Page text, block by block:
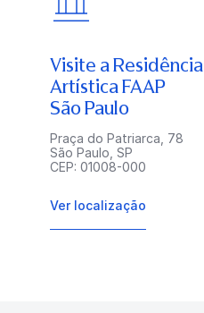
Visite a Residência
Artística FAAP
São Paulo
Praça do Patriarca, 78
São Paulo, SP
CEP: 01008-000
Ver localização